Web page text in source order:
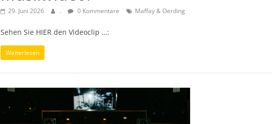
29. Juni 2026 . 0 Kommentare Maffay & Oerding
Sehen Sie HIER den Videoclip …:
Weiterlesen